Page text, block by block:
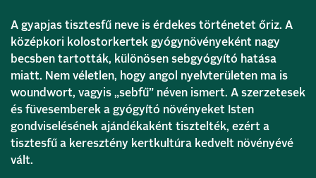
A gyapjas tisztesfű neve is érdekes történetet őriz. A
középkori kolostorkertek gyógynövényeként nagy
becsben tartották, különösen sebgyógyító hatása
miatt. Nem véletlen, hogy angol nyelvterületen ma is
woundwort, vagyis „sebfű” néven ismert. A szerzetesek
és füvesemberek a gyógyító növényeket Isten
gondviselésének ajándékaként tisztelték, ezért a
tisztesfű a keresztény kertkultúra kedvelt növényévé
vált.